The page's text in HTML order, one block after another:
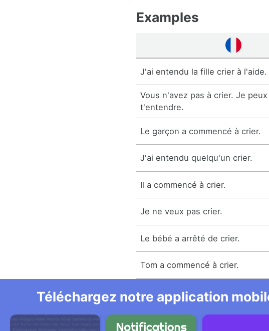
Examples
J'ai entendu la fille crier à l'aide.
Vous n'avez pas à crier. Je peux
t'entendre.
Le garçon a commencé à crier.
J'ai entendu quelqu'un crier.
Il a commencé à crier.
Je ne veux pas crier.
Le bébé a arrêté de crier.
Tom a commencé à crier.
Téléchargez notre application